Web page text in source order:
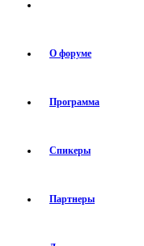
О форуме
Программа
Спикеры
Партнеры